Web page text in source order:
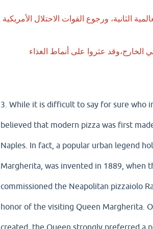
الثانية، ورجوع القوات الاحتلال الأمريكية
الخارج،وقد عثروا على أنماط الغذاء
3. While it is difficult to say for sure who
believed that modern pizza was first
Naples. In fact, a popular urban legend
Margherita, was invented in 1889, when
commissioned the Neapolitan pizzaiolo
honor of the visiting Queen Margherita.
created, the Queen strongly preferred a